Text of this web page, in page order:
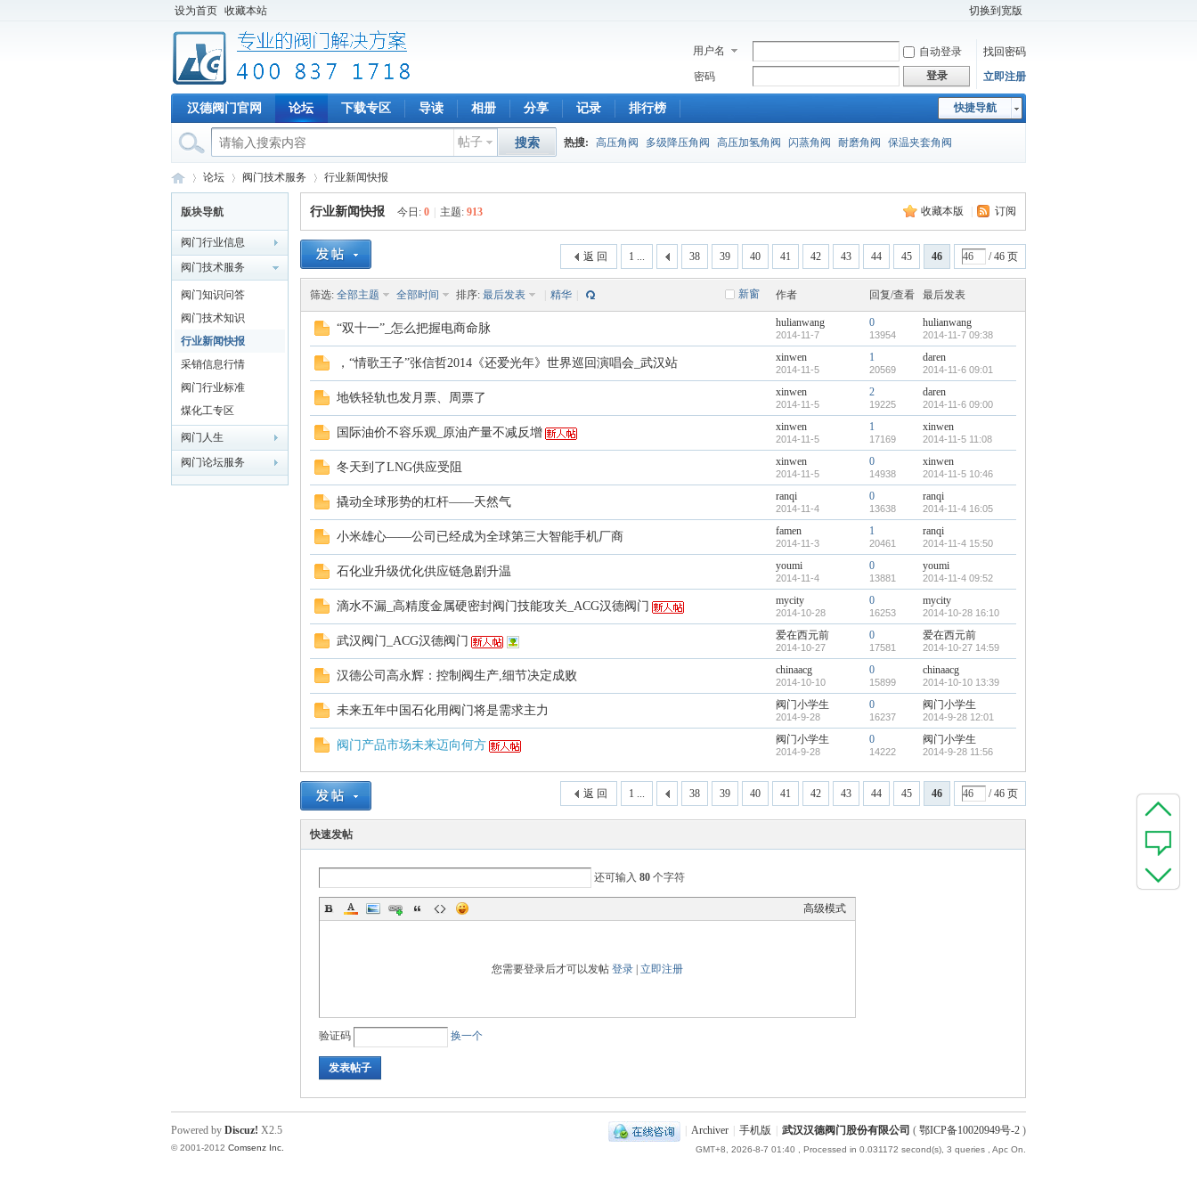
设为首页 收藏本站 切换到宽版
用户名 自动登录
找回密码
密码
登录 立即注册
快捷导航
汉德阀门官网 论坛 下载专区 导读 相册 分享 记录 排行榜
帖子 搜索 热搜: 高压角阀 多级降压角阀 高压加氢角阀 闪蒸角阀 耐磨角阀 保温夹套角阀
专
业
坛
»
论坛
›
阀门技术服务 行业新闻快报
版块导航
阀门行业信息
阀门技术服务
阀门知识问答
阀门技术知识
行业新闻快报
采销信息行情
阀门行业标准
煤化工专区
阀门人生
阀门论坛服务
收藏本版 订阅
行业新闻快报 今日: 0 主题: 913
1 ... 38 39 40 41 42 43 44 45 46 / 46 页
返 回
新窗
筛选: 全部主题 全部时间 排序: 最后发表 精华 作者 回复/查看 最后发表
“双十一”_怎么把握电商命脉 hulianwang
2014-11-7
0
13954
hulianwang
2014-11-7 09:38
，“情歌王子”张信哲2014《还爱光年》世界巡回演唱会_武汉站 xinwen
2014-11-5
1
20569
daren
2014-11-6 09:01
地铁轻轨也发月票、周票了 xinwen
2014-11-5
2
19225
daren
2014-11-6 09:00
国际油价不容乐观_原油产量不减反增 xinwen
2014-11-5
1
17169
xinwen
2014-11-5 11:08
冬天到了LNG供应受阻 xinwen
2014-11-5
0
14938
xinwen
2014-11-5 10:46
撬动全球形势的杠杆——天然气 ranqi
2014-11-4
0
13638
ranqi
2014-11-4 16:05
小米雄心——公司已经成为全球第三大智能手机厂商 famen
2014-11-3
1
20461
ranqi
2014-11-4 15:50
石化业升级优化供应链急剧升温 youmi
2014-11-4
0
13881
youmi
2014-11-4 09:52
滴水不漏_高精度金属硬密封阀门技能攻关_ACG汉德阀门 mycity
2014-10-28
0
16253
mycity
2014-10-28 16:10
武汉阀门_ACG汉德阀门 爱在西元前
2014-10-27
0
17581
爱在西元前
2014-10-27 14:59
汉德公司高永辉：控制阀生产,细节决定成败 chinaacg
2014-10-10
0
15899
chinaacg
2014-10-10 13:39
未来五年中国石化用阀门将是需求主力 阀门小学生
2014-9-28
0
16237
阀门小学生
2014-9-28 12:01
阀门产品市场未来迈向何方 阀门小学生
2014-9-28
0
14222
阀门小学生
2014-9-28 11:56
1 ... 38 39 40 41 42 43 44 45 46 / 46 页
返 回
快速发帖
还可输入 80 个字符
高级模式
您需要登录后才可以发帖 登录 立即注册
验证码 换一个
发表帖子
Archiver 手机版 武汉汉德阀门股份有限公司 ( 鄂ICP备10020949号-2 )
GMT+8, 2026-8-7 01:40 , Processed in 0.031172 second(s), 3 queries , Apc On.
Powered by Discuz! X2.5
© 2001-2012 Comsenz Inc.